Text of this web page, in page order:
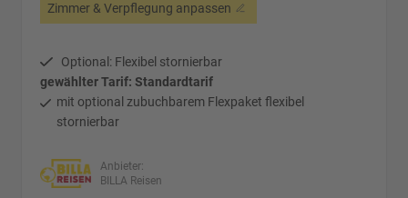
Zimmer & Verpflegung anpassen
Optional: Flexibel stornierbar
gewählter Tarif: Standardtarif
mit optional zubuchbarem Flexpaket flexibel
stornierbar
Anbieter:
BILLA Reisen